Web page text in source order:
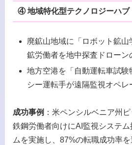
④ 地域特化型テクノロジーハブ
廃鉱山地域に「ロボット鉱山
鉱労働者を地中探査ドローン
地方空港を「自動運転車試験
シー運転手が遠隔監視オペレ
成功事例 ：米ペンシルベニア州
鉄鋼労働者向けにAI監視システ
ムを実施し、87%の転職成功率